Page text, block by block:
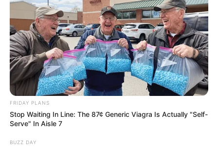
Did They Lie To Us In This Movie?
BRAINBERRIES
FRIDAY PLANS
Stop Waiting In Line: The 87¢ Generic Viagra Is Actually "Self-
Serve" In Aisle 7
BUZZ DAY